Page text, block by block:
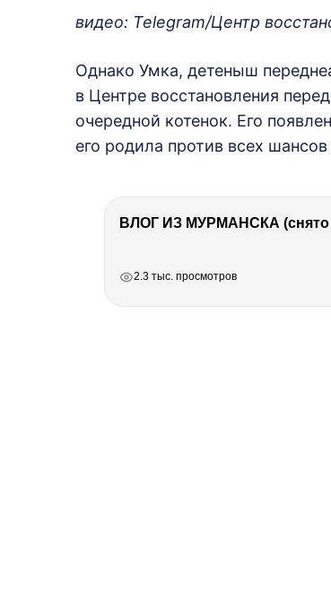
видео: Telegram/Центр
Однако Умка, детеныш
в Центре восстановления
очередной котенок. Его
его родила против всех
ВЛОГ ИЗ МУРМАНСКА (снято
2.3 тыс. просмотров